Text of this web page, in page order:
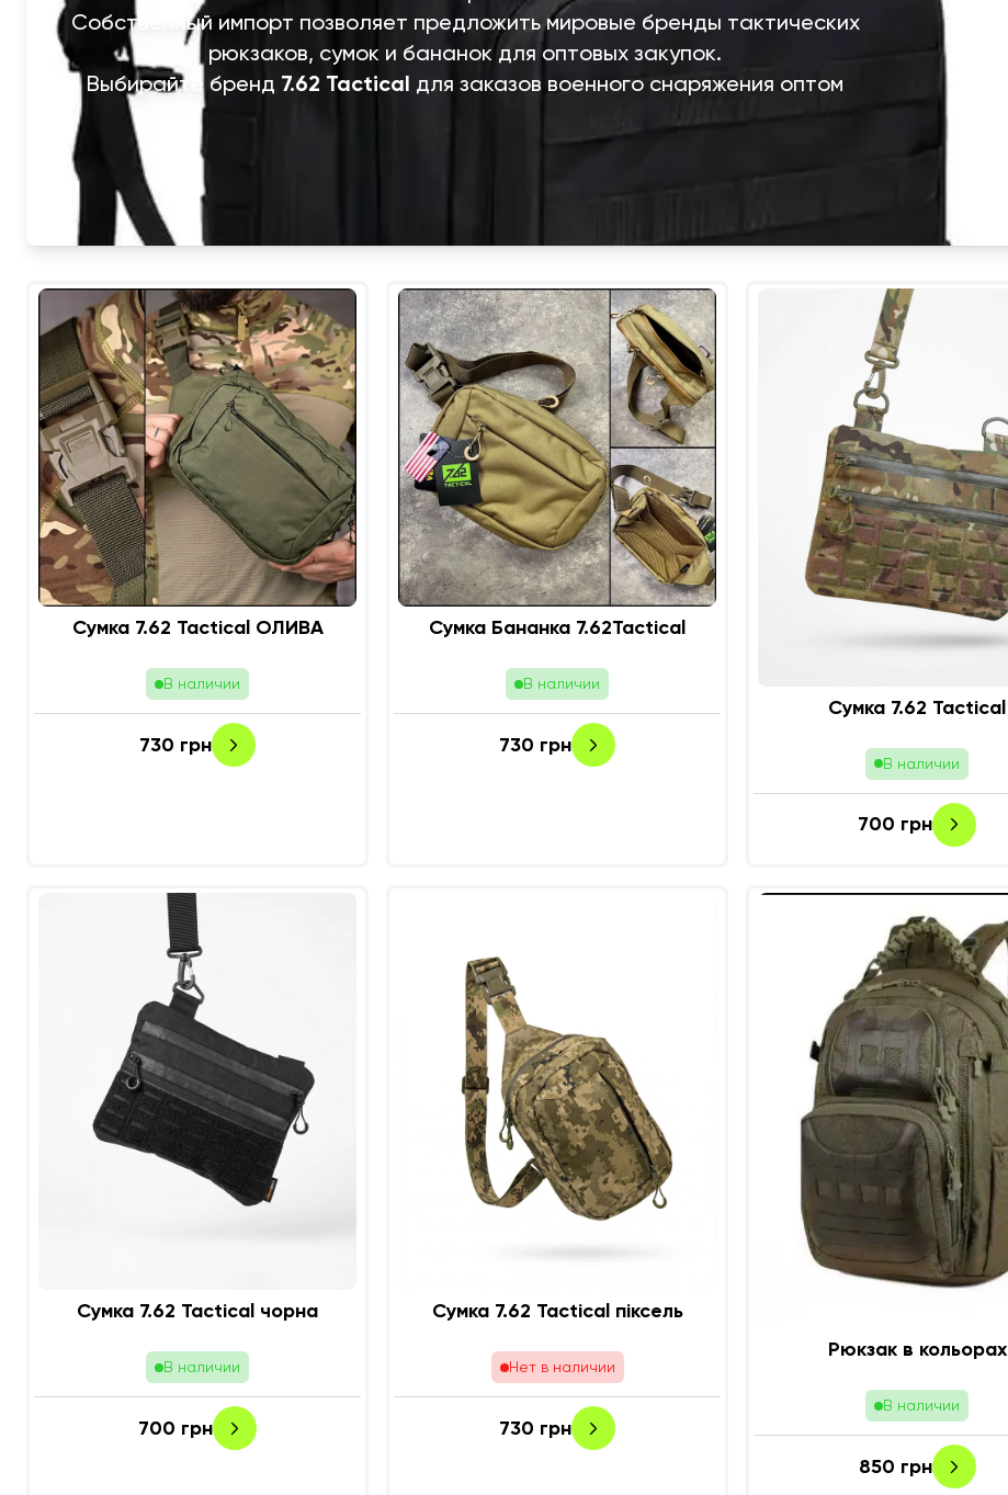
Собственный импорт позволяет предложить мировые бренды тактических
рюкзаков, сумок и бананок для оптовых закупок.
Выбирайте бренд 7.62 Tactical для заказов военного снаряжения оптом
Сумка 7.62 Tactical ОЛИВА
В наличии
730 грн
Сумка Бананка 7.62Tactical
В наличии
730 грн
Сумка 7.62 Tactical
В наличии
700 грн
Сумка 7.62 Tactical чорна
В наличии
700 грн
Сумка 7.62 Tactical піксель
Нет в наличии
730 грн
Рюкзак в кольорах
В наличии
850 грн